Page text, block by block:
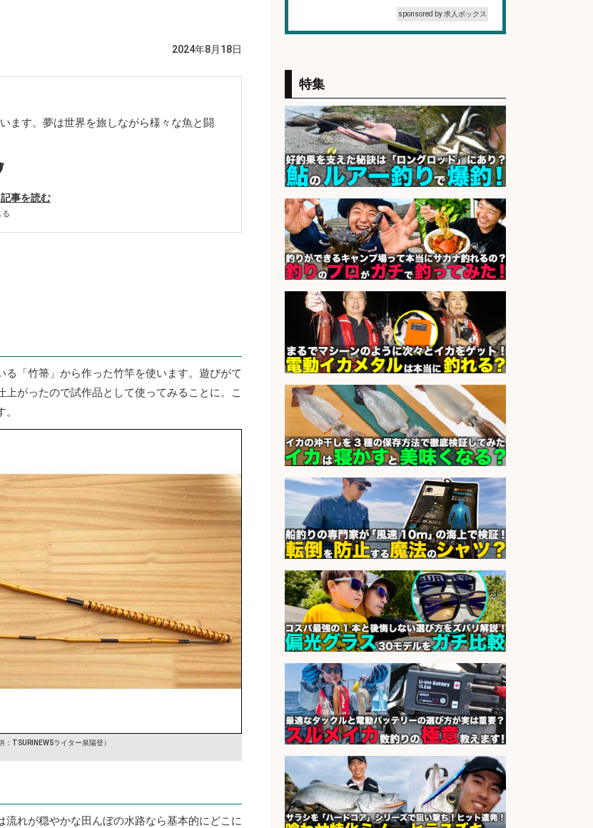
2024年8月18日
ます。夢は世界を旅しながら様々な魚と闘
事を読む
る
「竹箒」から作った竹竿を使います。遊びがて
がったので試作品として使ってみることに。こ
：TSURINEWSライター泉陽登）
れが穏やかな田んぼの水路なら基本的にどこに
sponsored by 求人ボックス
のピッキング作業など/残業少なめ/
日勤&土日休み/未経験OK!
会社名
UTエージェント株式会社 関西第
二CU
sponsored by 求人ボックス
魚の「バイヤー」貴方の目利きでヒ
ットを生む、裁量バイヤー募集
会社名 株式会社コムライン
sponsored by 求人ボックス
仕分け・シール貼り/釣り具などの
出荷作業/兵庫県/神戸市北区
会社名 UTエージェント株式会社
sponsored by 求人ボックス
和食, 日本料理・懐石料理/店長・店
長候補/旬と手作りにこだわる!さか
なの価値を上げ、地域を元気に!店長
候補募集
会社名 博多 華吉 博多 華吉
sponsored by 求人ボックス
未経験歓迎/釣り具メーカーでのル
ート営業/釣りや釣具などの知識必
須/残業なし
会社名 株式会社天龍
sponsored by 求人ボックス
釣り具メーカーでの釣り竿の設計開
発業務
会社名 株式会社天龍
sponsored by 求人ボックス
さらに求人情報を見る
特集